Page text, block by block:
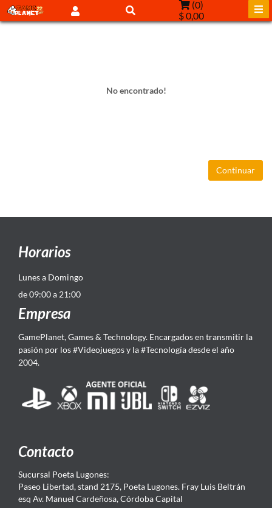
(0)
$ 0,00
No encontrado!
Continuar
Horarios
Lunes a Domingo
de 09:00 a 21:00
Empresa
GamePlanet, Games & Technology. Encargados en transmitir la
pasión por los #Videojuegos y la #Tecnología desde el año
2004.
Contacto
Sucursal Poeta Lugones:
Paseo Libertad, stand 2175, Poeta Lugones. Fray Luis Beltrán
esq Av. Manuel Cardeñosa, Córdoba Capital